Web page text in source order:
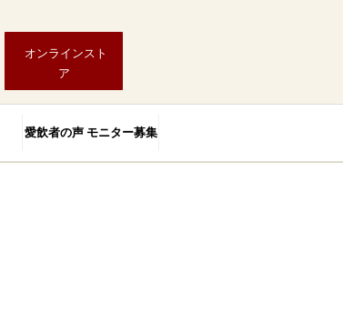
オンラインスト
ア
愛飲者の声 モニター募集